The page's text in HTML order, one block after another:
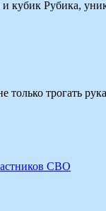
кубик Рубика,
трогать